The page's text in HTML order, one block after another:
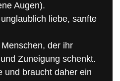
Augen).
liebe, sanfte
der ihr
Zuneigung schenkt.
und braucht daher ein